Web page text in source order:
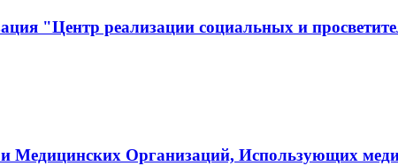
"Центр реализации социальных и
Медицинских Организаций, Использующих